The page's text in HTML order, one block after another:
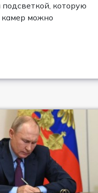
которую
камер можно